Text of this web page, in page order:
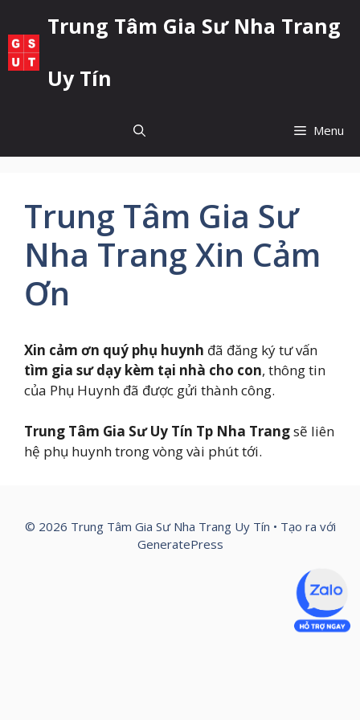
nội
dung
Trung Tâm Gia Sư Nha Trang
Uy Tín
Menu
Trung Tâm Gia Sư
Nha Trang Xin Cảm
Ơn
Xin cảm ơn quý phụ huynh đã đăng ký tư vấn
tìm gia sư dạy kèm tại nhà cho con, thông tin
của Phụ Huynh đã được gửi thành công.
Trung Tâm Gia Sư Uy Tín Tp Nha Trangsẽ liên
hệ phụ huynh trong vòng vài phút tới.
© 2026 Trung Tâm Gia Sư Nha Trang Uy Tín • Tạo ra với
GeneratePress